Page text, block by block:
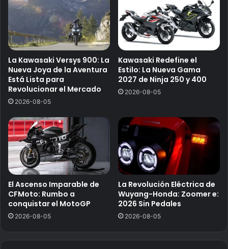
La Kawasaki Versys 900: La
Nueva Joya de la Aventura
Está Lista para
Revolucionar el Mercado
2026-08-05
Kawasaki Redefine el
Estilo: La Nueva Gama
2027 de Ninja 250 y 400
2026-08-05
El Ascenso Imparable de
CFMoto: Rumbo a
conquistar el MotoGP
2026-08-05
La Revolución Eléctrica de
Wuyang-Honda: Zoomer e:
2026 Sin Pedales
2026-08-05